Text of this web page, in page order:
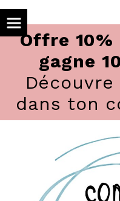
Offre 10%
gagne
Découvre
dans ton